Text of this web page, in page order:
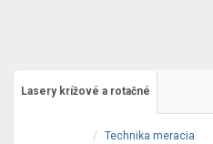
Lasery krížové a rotačné
Technika meracia